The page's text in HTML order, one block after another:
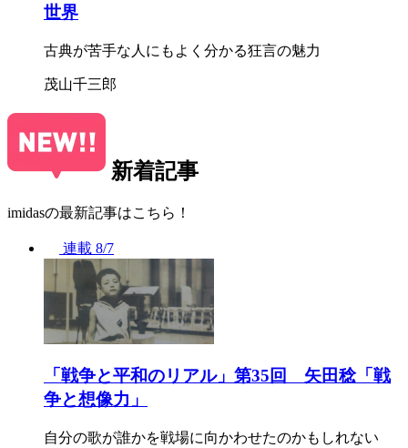
世界
古典が苦手な人にもよく分かる狂言の魅力
茂山千三郎
新着記事
imidasの最新記事はこちら！
連載 8/7
「戦争と平和のリアル」第35回 矢田稔「戦
争と想像力」
自分の歌が誰かを戦場に向かわせたのかもしれない